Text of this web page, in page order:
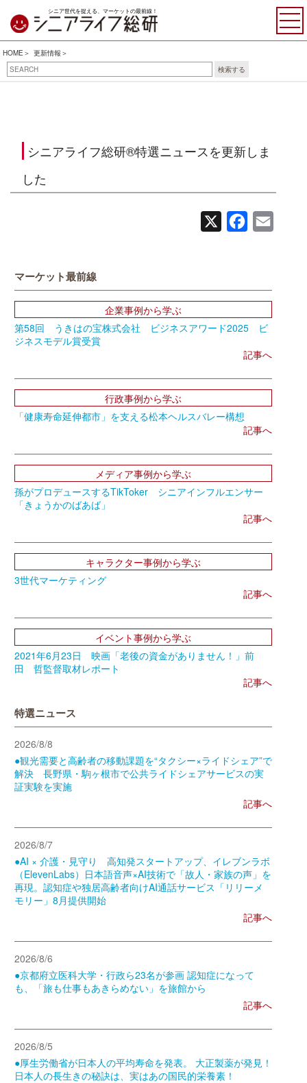
シニア世代を捉える、マーケットの最前線！
HOME
更新情報
検索する
シニアライフ総研®特選ニュースを更新しま
した
Facebook
マーケット最前線
企業事例から学ぶ
第58回 うきはの宝株式会社 ビジネスアワード2025 ビ
ジネスモデル賞受賞
記事へ
行政事例から学ぶ
「健康寿命延伸都市」を支える松本ヘルスバレー構想
記事へ
メディア事例から学ぶ
孫がプロデュースするTikToker シニアインフルエンサー
「きょうかのばあば」
記事へ
キャラクター事例から学ぶ
3世代マーケティング
記事へ
イベント事例から学ぶ
2021年6月23日 映画「老後の資金がありません！」前
田 哲監督取材レポート
記事へ
特選ニュース
2026/8/8
●観光需要と高齢者の移動課題を“タクシー×ライドシェア”で
解決 長野県・駒ヶ根市で公共ライドシェアサービスの実
証実験を実施
記事へ
2026/8/7
●AI × 介護・見守り 高知発スタートアップ、イレブンラボ
（ElevenLabs）日本語音声×AI技術で「故人・家族の声」を
再現。認知症や独居高齢者向けAI通話サービス「リリーメ
モリー」8月提供開始
記事へ
2026/8/6
●京都府立医科大学・行政ら23名が参画 認知症になって
も、「旅も仕事もあきらめない」を旅館から
記事へ
2026/8/5
●厚生労働省が日本人の平均寿命を発表。 大正製薬が発見！
日本人の長生きの秘訣は、実はあの国民的栄養素！